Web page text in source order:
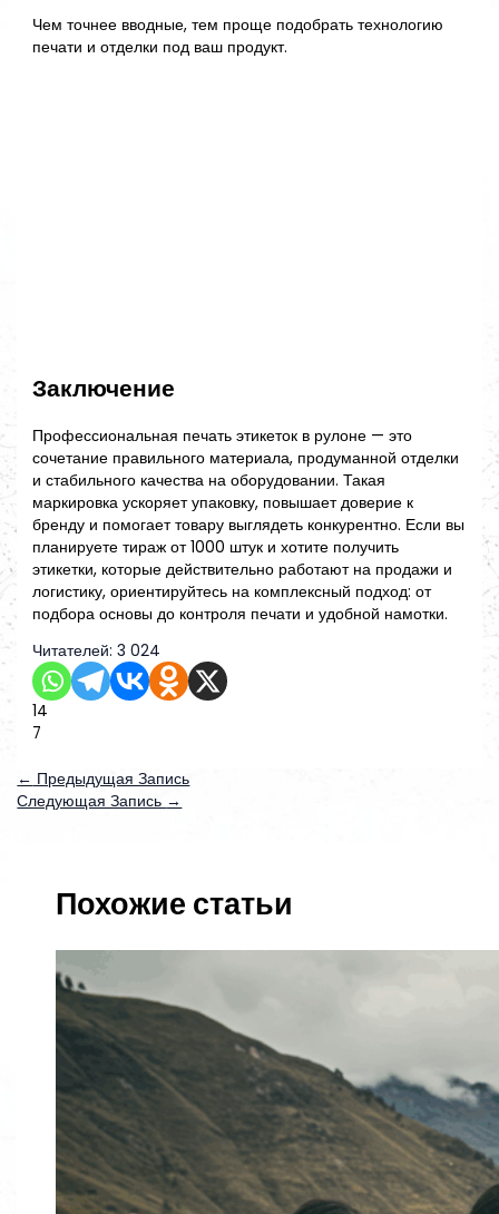
Чем точнее вводные, тем проще подобрать технологию
печати и отделки под ваш продукт.
Заключение
Профессиональная печать этикеток в рулоне — это
сочетание правильного материала, продуманной отделки
и стабильного качества на оборудовании. Такая
маркировка ускоряет упаковку, повышает доверие к
бренду и помогает товару выглядеть конкурентно. Если вы
планируете тираж от 1000 штук и хотите получить
этикетки, которые действительно работают на продажи и
логистику, ориентируйтесь на комплексный подход: от
подбора основы до контроля печати и удобной намотки.
Читателей: 3 024
14
7
← Предыдущая Запись
Следующая Запись →
Похожие статьи